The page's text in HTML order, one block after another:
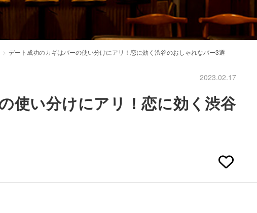
デート成功のカギはバーの使い分けにアリ！恋に効く渋谷のおしゃれなバー3選
2023.02.17
使い分けにアリ！恋に効く渋谷